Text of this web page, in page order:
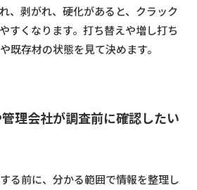
、剥がれ、硬化があると、クラック
すくなります。打ち替えや増し打ち
既存材の状態を見て決めます。
理会社が調査前に確認したい
る前に、分かる範囲で情報を整理し